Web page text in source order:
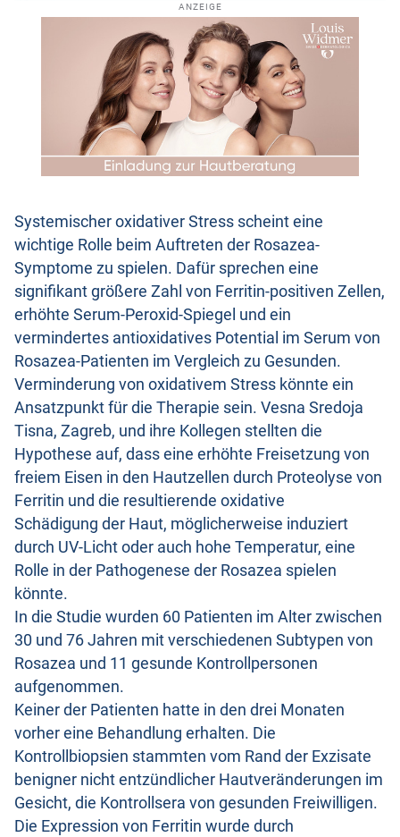
ANZEIGE
Systemischer oxidativer Stress scheint eine
wichtige Rolle beim Auftreten der Rosazea-
Symptome zu spielen. Dafür sprechen eine
signifikant größere Zahl von Ferritin-positiven Zellen,
erhöhte Serum-Peroxid-Spiegel und ein
vermindertes antioxidatives Potential im Serum von
Rosazea-Patienten im Vergleich zu Gesunden.
Verminderung von oxidativem Stress könnte ein
Ansatzpunkt für die Therapie sein. Vesna Sredoja
Tisna, Zagreb, und ihre Kollegen stellten die
Hypothese auf, dass eine erhöhte Freisetzung von
freiem Eisen in den Hautzellen durch Proteolyse von
Ferritin und die resultierende oxidative
Schädigung der Haut, möglicherweise induziert
durch UV-Licht oder auch hohe Temperatur, eine
Rolle in der Pathogenese der Rosazea spielen
könnte.
In die Studie wurden 60 Patienten im Alter zwischen
30 und 76 Jahren mit verschiedenen Subtypen von
Rosazea und 11 gesunde Kontrollpersonen
aufgenommen.
Keiner der Patienten hatte in den drei Monaten
vorher eine Behandlung erhalten. Die
Kontrollbiopsien stammten vom Rand der Exzisate
benigner nicht entzündlicher Hautveränderungen im
Gesicht, die Kontrollsera von gesunden Freiwilligen.
Die Expression von Ferritin wurde durch